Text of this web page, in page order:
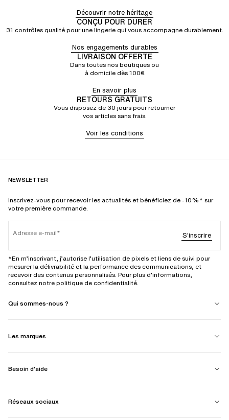
Découvrir notre héritage
CONÇU POUR DURER
31 contrôles qualité pour une lingerie qui vous accompagne durablement.
Nos engagements durables
LIVRAISON OFFERTE
Dans toutes nos boutiques ou
à domicile dès 100€
En savoir plus
RETOURS GRATUITS
Vous disposez de 30 jours pour retourner
vos articles sans frais.
Voir les conditions
NEWSLETTER
Inscrivez-vous pour recevoir les actualités et bénéficiez de -10%* sur
votre première commande.
Adresse e-mail S'inscrire
*En m’inscrivant, j’autorise l’utilisation de pixels et liens de suivi pour
mesurer la délivrabilité et la performance des communications, et
recevoir des contenus personnalisés. Pour plus d’informations,
consultez notre politique de confidentialité.
Qui sommes-nous ?
Les marques
Besoin d'aide
Réseaux sociaux